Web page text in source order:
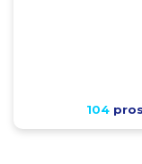
104pros